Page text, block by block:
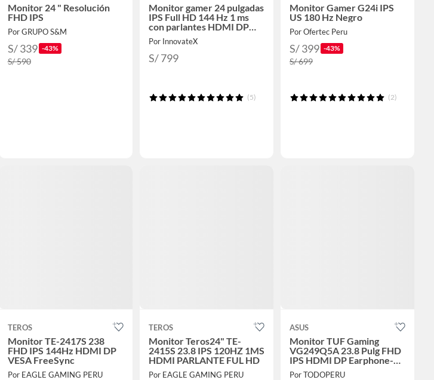
Monitor 24 " Resolución
FHD IPS
Por GRUPO S&M
S/ 339 -43%
S/ 590
Monitor gamer 24 pulgadas
IPS Full HD 144 Hz 1 ms
con parlantes HDMI DP
TE-2417S
Por InnovateX
S/ 799
(5)
Monitor Gamer G24i IPS
US 180 Hz Negro
Por Ofertec Peru
S/ 399 -43%
S/ 699
(2)
TEROS
Monitor TE-2417S 238
FHD IPS 144Hz HDMI DP
VESA FreeSync
Por EAGLE GAMING PERU
TEROS
Monitor Teros24" TE-
2415S 23.8 IPS 120HZ 1MS
HDMI PARLANTE FUL HD
Por EAGLE GAMING PERU
ASUS
Monitor TUF Gaming
VG249Q5A 23.8 Pulg FHD
IPS HDMI DP Earphone-
out Parlante 2Wx2
Por TODOPERU